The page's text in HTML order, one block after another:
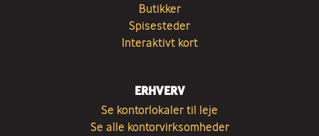
Butikker
Spisesteder
Interaktivt kort
ERHVERV
Se kontorlokaler til leje
Se alle kontorvirksomheder